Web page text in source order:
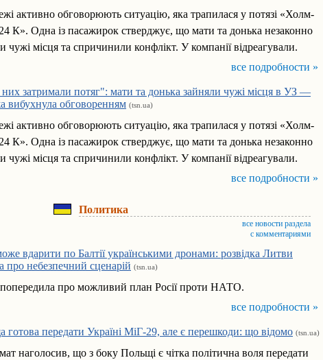
активно обговорюють ситуацію, яка трапилася у потязі «Холм-
К». Одна із пасажирок стверджує, що мати та донька незаконно
чужі місця та спричинили конфлікт. У компанії відреагували.
все подробности »
них затримали потяг": мати та донька зайняли чужі місця в УЗ —
вибухнула обговоренням (tsn.ua)
активно обговорюють ситуацію, яка трапилася у потязі «Холм-
К». Одна із пасажирок стверджує, що мати та донька незаконно
чужі місця та спричинили конфлікт. У компанії відреагували.
все подробности »
Политика
все новости раздела
с комментариями
вдарити по Балтії українськими дронами: розвідка Литви
про небезпечний сценарій (tsn.ua)
про можливий план Росії проти НАТО.
все подробности »
готова передати Україні МіГ-29, але є перешкоди: що відомо (tsn.ua)
наголосив, що з боку Польщі є чітка політична воля передати